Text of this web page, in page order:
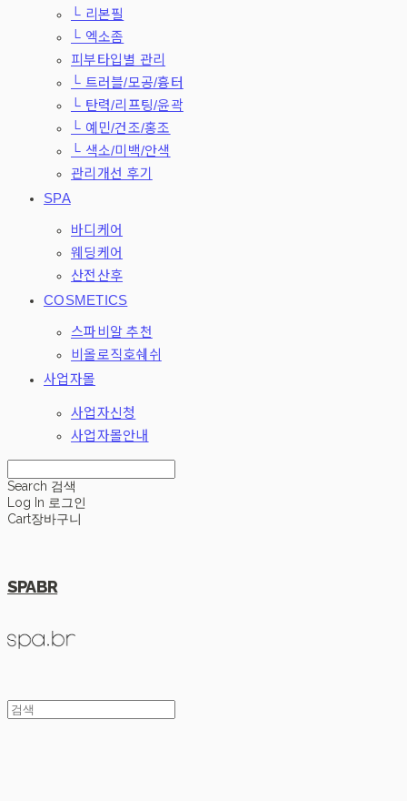
└ 리본필
└ 엑소좀
피부타입별 관리
└ 트러블/모공/흉터
└ 탄력/리프팅/윤곽
└ 예민/건조/홍조
└ 색소/미백/안색
관리개선 후기
SPA
바디케어
웨딩케어
산전산후
COSMETICS
스파비알 추천
비올로직호쉐쉬
사업자몰
사업자신청
사업자몰안내
Search 검색
Log In 로그인
Cart장바구니
SPABR